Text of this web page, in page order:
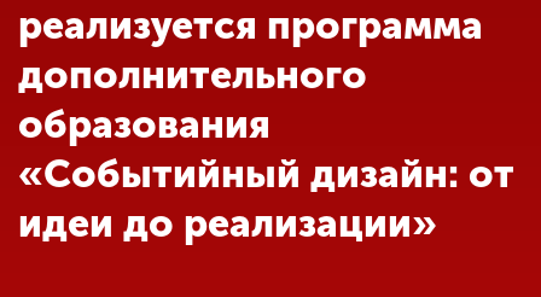
Обучение
Наука
Международная
деятельность
реализуется программа
дополнительного
образования
«Событийный дизайн: от
идеи до реализации»